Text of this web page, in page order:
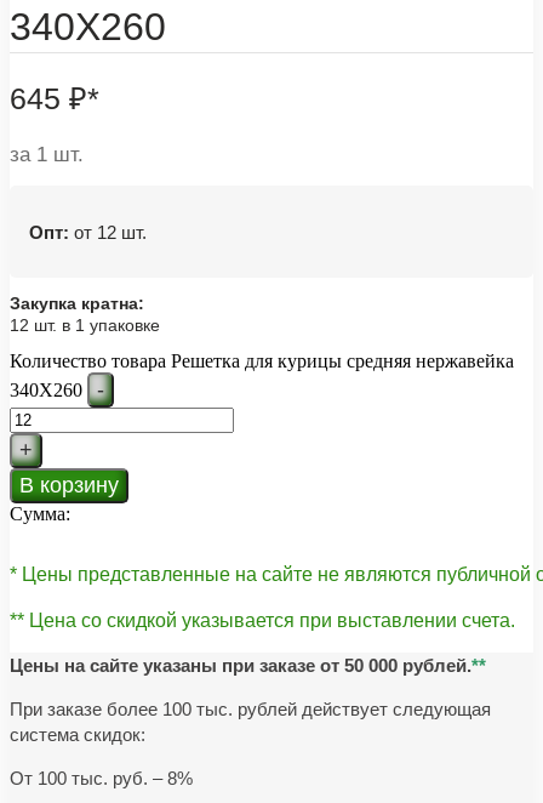
340Х260
645 ₽*
за 1 шт.
Опт: от 12 шт.
Закупка кратна:
12 шт. в 1 упаковке
Количество товара Решетка для курицы средняя нержавейка
340Х260
-
+
В корзину
Сумма:
* Цены представленные на сайте не являются публичной
** Цена со скидкой указывается при выставлении счета.
Цены на сайте указаны при заказе от 50 000 рублей.**
При заказе более 100 тыс. рублей действует следующая
система скидок:
От 100 тыс. руб. – 8%